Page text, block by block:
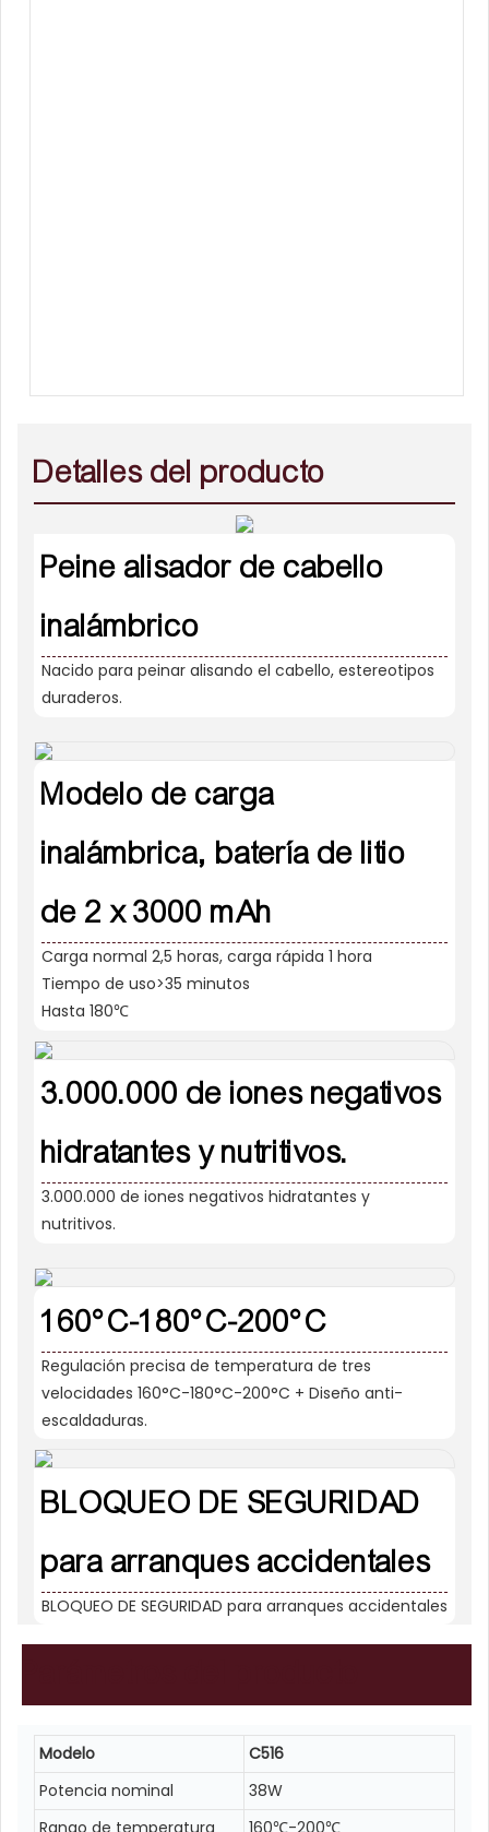
Detalles del producto
Peine alisador de cabello
inalámbrico
Nacido para peinar alisando el cabello, estereotipos
duraderos.
Modelo de carga
inalámbrica, batería de litio
de 2 x 3000 mAh
Carga normal 2,5 horas, carga rápida 1 hora
Tiempo de uso>35 minutos
Hasta 180℃
3.000.000 de iones negativos
hidratantes y nutritivos.
3.000.000 de iones negativos hidratantes y
nutritivos.
160°C-180°C-200°C
Regulación precisa de temperatura de tres
velocidades 160°C-180°C-200°C + Diseño anti-
escaldaduras.
BLOQUEO DE SEGURIDAD
para arranques accidentales
BLOQUEO DE SEGURIDAD para arranques accidentales
Modelo
C516
Potencia nominal
38W
Rango de temperatura
160℃-200℃